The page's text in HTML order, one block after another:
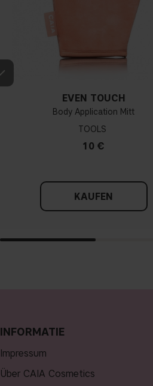
EVEN TOUCH
Body Application Mitt
TOOLS
10 €
KAUFEN
INFORMATIE
Impressum
Über CAIA Cosmetics